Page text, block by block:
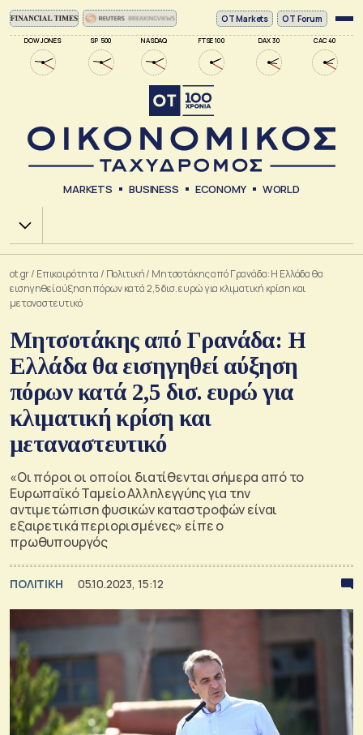
DOW JONES SP 500 NASDAQ FTSE 100 DAX 30 CAC 40
ΟΤ Markets OT Forum
MARKETS BUSINESS ECONOMY WORLD
Χ.Α.
ot.gr/ Επικαιρότητα / Πολιτική/ Μητσοτάκης από Γρανάδα: Η Ελλάδα θα
εισηγηθεί αύξηση πόρων κατά 2,5 δισ. ευρώ για κλιματική κρίση και
μεταναστευτικό
Μητσοτάκης από Γρανάδα: Η
Ελλάδα θα εισηγηθεί αύξηση
πόρων κατά 2,5 δισ. ευρώ για
κλιματική κρίση και
μεταναστευτικό
«Οι πόροι οι οποίοι διατίθενται σήμερα από το
Ευρωπαϊκό Ταμείο Αλληλεγγύης για την
αντιμετώπιση φυσικών καταστροφών είναι
εξαιρετικά περιορισμένες» είπε ο
πρωθυπουργός
ΠΟΛΙΤΙΚΗ 05.10.2023, 15:12